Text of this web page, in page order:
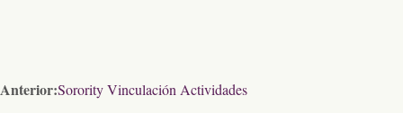
Anterior:Sorority Vinculación Actividades